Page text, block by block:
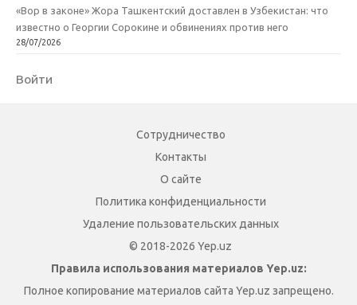
«Вор в законе» Жора Ташкентский доставлен в Узбекистан: что
известно о Георгии Сорокине и обвинениях против него
28/07/2026
Войти
Сотрудничество
Контакты
О сайте
Политика конфиденциальности
Удаление пользовательских данных
© 2018-2026 Yep.uz
Правила использования материалов Yep.uz:
Полное копирование материалов сайта Yep.uz запрещено.